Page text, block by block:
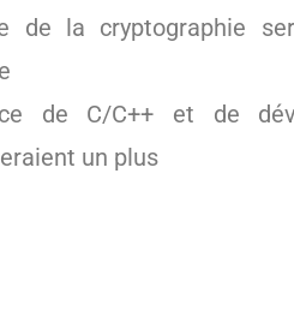
de la cryptographie
de C/C++ et de
un plus